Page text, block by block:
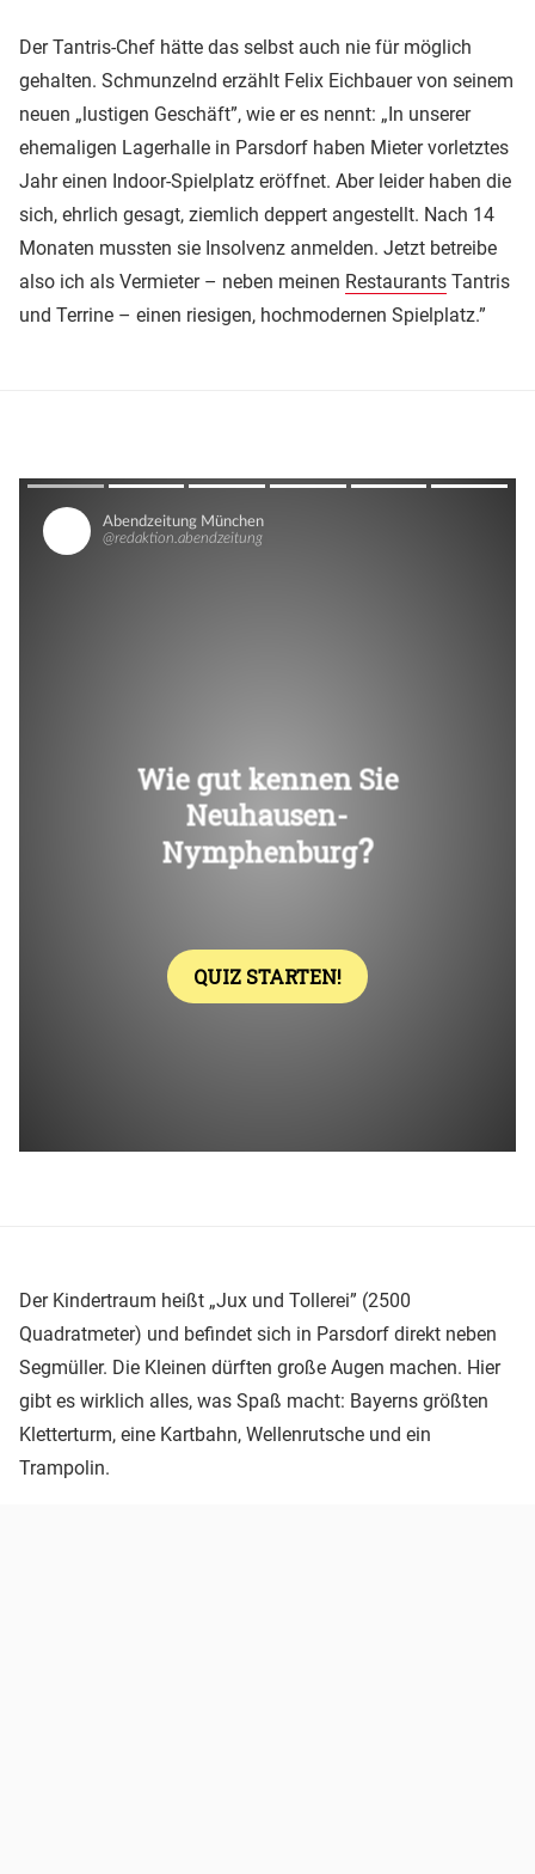
Der Tantris-Chef hätte das selbst auch nie für möglich
gehalten. Schmunzelnd erzählt Felix Eichbauer von seinem
neuen „lustigen Geschäft”, wie er es nennt: „In unserer
ehemaligen Lagerhalle in Parsdorf haben Mieter vorletztes
Jahr einen Indoor-Spielplatz eröffnet. Aber leider haben die
sich, ehrlich gesagt, ziemlich deppert angestellt. Nach 14
Monaten mussten sie Insolvenz anmelden. Jetzt betreibe
also ich als Vermieter – neben meinen Restaurants Tantris
und Terrine – einen riesigen, hochmodernen Spielplatz.”
Der Kindertraum heißt „Jux und Tollerei” (2500
Quadratmeter) und befindet sich in Parsdorf direkt neben
Segmüller. Die Kleinen dürften große Augen machen. Hier
gibt es wirklich alles, was Spaß macht: Bayerns größten
Kletterturm, eine Kartbahn, Wellenrutsche und ein
Trampolin.